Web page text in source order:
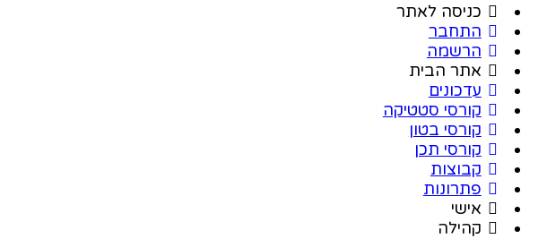
כניסה לאתר
התחבר
הרשמה
אתר הבית
עדכונים
קורסי סטטיקה
קורסי בטון
קורסי תכן
קבוצות
פתרונות
אישי
קהילה